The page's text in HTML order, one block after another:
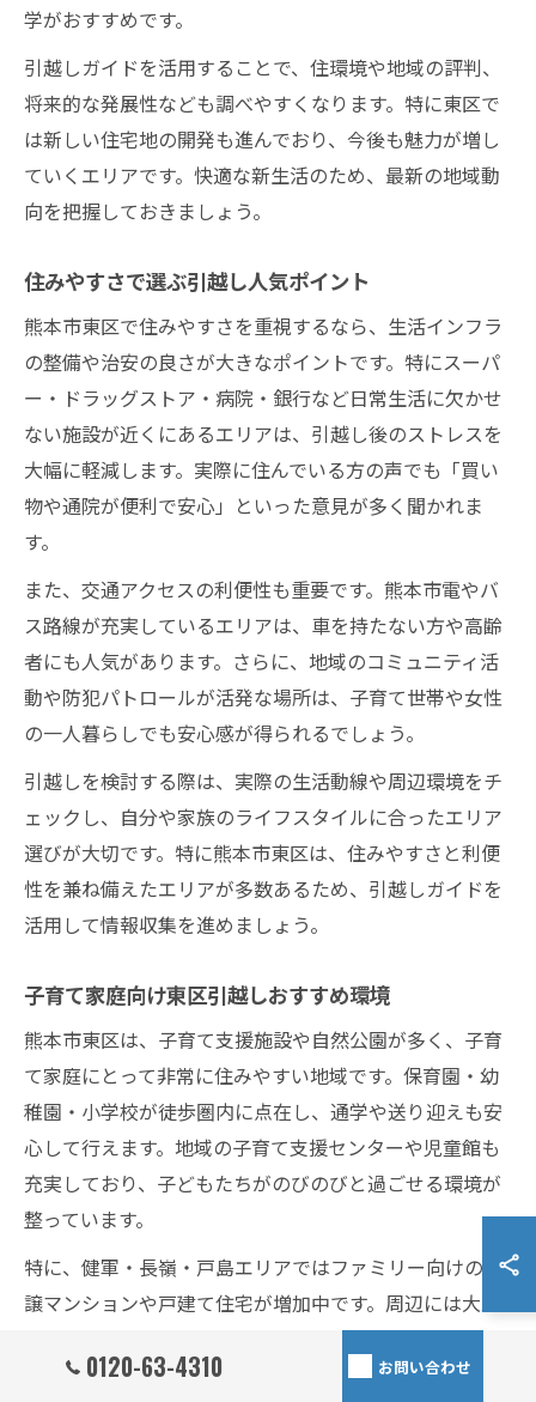
学がおすすめです。
引越しガイドを活用することで、住環境や地域の評判、
将来的な発展性なども調べやすくなります。特に東区で
は新しい住宅地の開発も進んでおり、今後も魅力が増し
ていくエリアです。快適な新生活のため、最新の地域動
向を把握しておきましょう。
住みやすさで選ぶ引越し人気ポイント
熊本市東区で住みやすさを重視するなら、生活インフラ
の整備や治安の良さが大きなポイントです。特にスーパ
ー・ドラッグストア・病院・銀行など日常生活に欠かせ
ない施設が近くにあるエリアは、引越し後のストレスを
大幅に軽減します。実際に住んでいる方の声でも「買い
物や通院が便利で安心」といった意見が多く聞かれま
す。
また、交通アクセスの利便性も重要です。熊本市電やバ
ス路線が充実しているエリアは、車を持たない方や高齢
者にも人気があります。さらに、地域のコミュニティ活
動や防犯パトロールが活発な場所は、子育て世帯や女性
の一人暮らしでも安心感が得られるでしょう。
引越しを検討する際は、実際の生活動線や周辺環境をチ
ェックし、自分や家族のライフスタイルに合ったエリア
選びが大切です。特に熊本市東区は、住みやすさと利便
性を兼ね備えたエリアが多数あるため、引越しガイドを
活用して情報収集を進めましょう。
子育て家庭向け東区引越しおすすめ環境
熊本市東区は、子育て支援施設や自然公園が多く、子育
て家庭にとって非常に住みやすい地域です。保育園・幼
稚園・小学校が徒歩圏内に点在し、通学や送り迎えも安
心して行えます。地域の子育て支援センターや児童館も
充実しており、子どもたちがのびのびと過ごせる環境が
整っています。
特に、健軍・長嶺・戸島エリアではファミリー向けの分
譲マンションや戸建て住宅が増加中です。周辺には大型
公園や遊具のある広場も多く、休日のお出かけや日々の
遊び場に困りません。実際の利用者からは「公園が多
0120-63-4310 お問い合わせ